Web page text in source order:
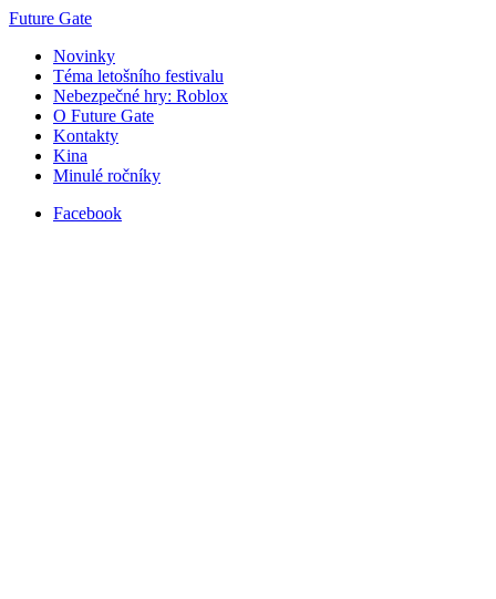
Future Gate
Novinky
Téma letošního festivalu
Nebezpečné hry: Roblox
O Future Gate
Kontakty
Kina
Minulé ročníky
Facebook